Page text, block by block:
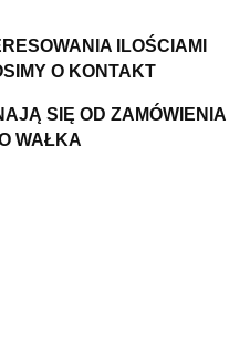
ILOŚCIAMI
O KONTAKT
SIĘ OD ZAMÓWIENIA
WAŁKA